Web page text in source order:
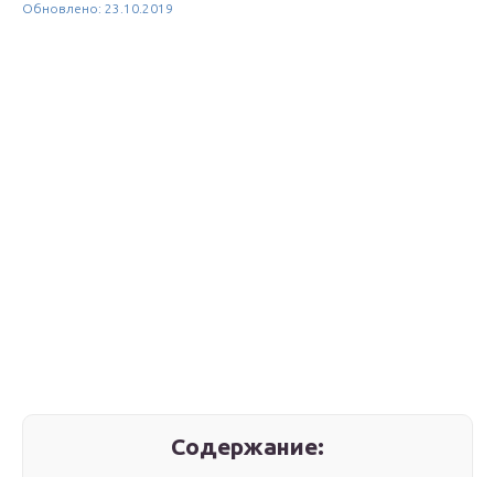
Обновлено: 23.10.2019
Содержание: